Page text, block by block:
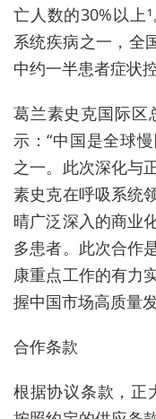
亡人数的30%以上
系统疾病之一，全
中约一半患者症状
葛兰素史克国际区
示：“中国是全球
之一。此次深化与
素史克在呼吸系统
晴广泛深入的商业
多患者。此次合作
康重点工作的有力
握中国市场高质量
合作条款
根据协议条款，正